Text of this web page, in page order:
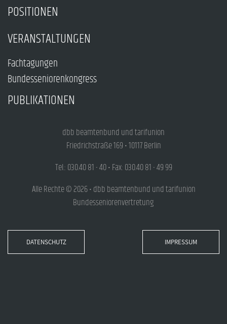
POSITIONEN
VERANSTALTUNGEN
Fachtagungen
Bundesseniorenkongress
PUBLIKATIONEN
dbb beamtenbund und tarifunion
Friedrichstraße 169 • 10117 Berlin
Tel.: 030.40 81 - 40 • Fax: 030.40 81 - 49 99
Alle Rechte © 2026 • dbb beamtenbund und tarifunion
Bundesseniorenvertretung
DATENSCHUTZ IMPRESSUM